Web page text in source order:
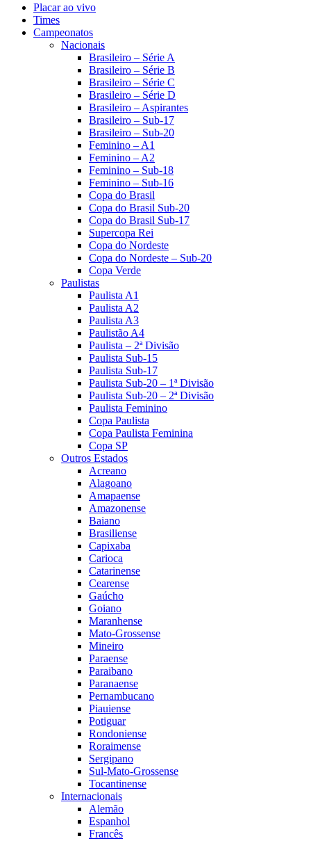
Placar ao vivo
Times
Campeonatos
Nacionais
Brasileiro – Série A
Brasileiro – Série B
Brasileiro – Série C
Brasileiro – Série D
Brasileiro – Aspirantes
Brasileiro – Sub-17
Brasileiro – Sub-20
Feminino – A1
Feminino – A2
Feminino – Sub-18
Feminino – Sub-16
Copa do Brasil
Copa do Brasil Sub-20
Copa do Brasil Sub-17
Supercopa Rei
Copa do Nordeste
Copa do Nordeste – Sub-20
Copa Verde
Paulistas
Paulista A1
Paulista A2
Paulista A3
Paulistão A4
Paulista – 2ª Divisão
Paulista Sub-15
Paulista Sub-17
Paulista Sub-20 – 1ª Divisão
Paulista Sub-20 – 2ª Divisão
Paulista Feminino
Copa Paulista
Copa Paulista Feminina
Copa SP
Outros Estados
Acreano
Alagoano
Amapaense
Amazonense
Baiano
Brasiliense
Capixaba
Carioca
Catarinense
Cearense
Gaúcho
Goiano
Maranhense
Mato-Grossense
Mineiro
Paraense
Paraibano
Paranaense
Pernambucano
Piauiense
Potiguar
Rondoniense
Roraimense
Sergipano
Sul-Mato-Grossense
Tocantinense
Internacionais
Alemão
Espanhol
Francês